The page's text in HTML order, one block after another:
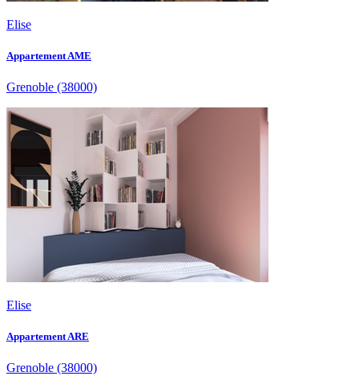
Elise
Appartement AME
Grenoble (38000)
Elise
Appartement ARE
Grenoble (38000)